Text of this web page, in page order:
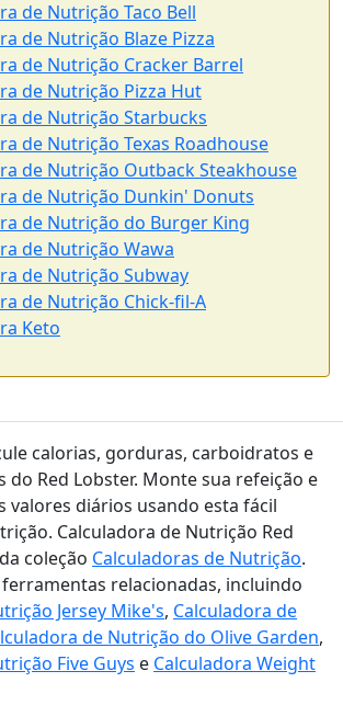
de Nutrição Taco Bell
de Nutrição Blaze Pizza
de Nutrição Cracker Barrel
de Nutrição Pizza Hut
de Nutrição Starbucks
de Nutrição Texas Roadhouse
de Nutrição Outback Steakhouse
de Nutrição Dunkin' Donuts
de Nutrição do Burger King
de Nutrição Wawa
de Nutrição Subway
de Nutrição Chick-fil-A
Keto
calorias, gorduras, carboidratos e
do Red Lobster. Monte sua refeição e
valores diários usando esta fácil
Calculadora de Nutrição Red
coleção Calculadoras de Nutrição.
relacionadas, incluindo
Jersey Mike's, Calculadora de
de Nutrição do Olive Garden,
Five Guys e Calculadora Weight